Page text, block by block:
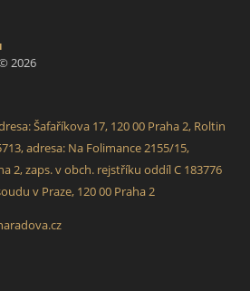
2026
Šafaříkova 17, 120 00 Praha 2, Roltin
adresa: Na Folimance 2155/15,
2, zaps. v obch. rejstříku oddíl C 183776
v Praze, 120 00 Praha 2